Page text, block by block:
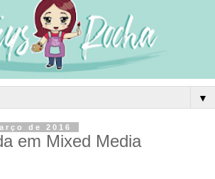
▼
de 2016
em Mixed Media